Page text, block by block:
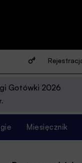
Gotówki 2026
Miesięcznik